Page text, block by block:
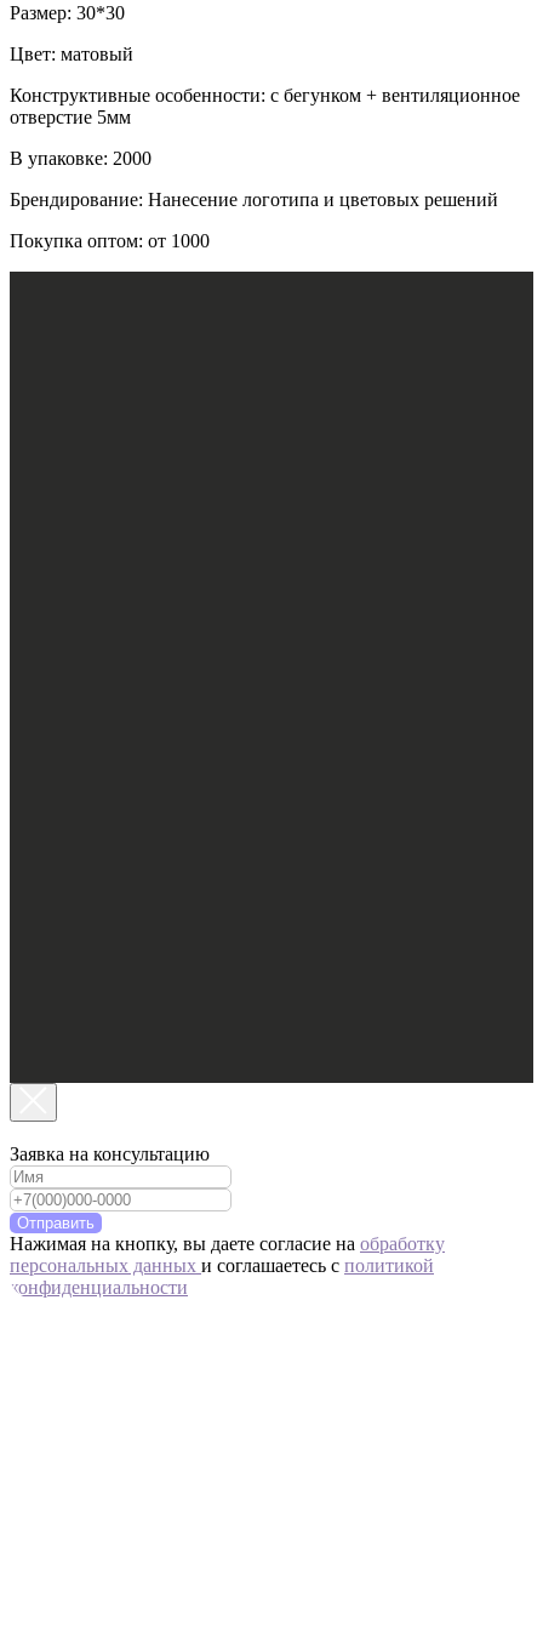
Размер: 30*30
Цвет: матовый
Конструктивные особенности: с бегунком + вентиляционное
отверстие 5мм
В упаковке: 2000
Брендирование: Нанесение логотипа и цветовых решений
Покупка оптом: от 1000
Заявка на консультацию
Отправить
Нажимая на кнопку, вы даете согласие на обработку
персональных данных и соглашаетесь c политикой
конфиденциальности